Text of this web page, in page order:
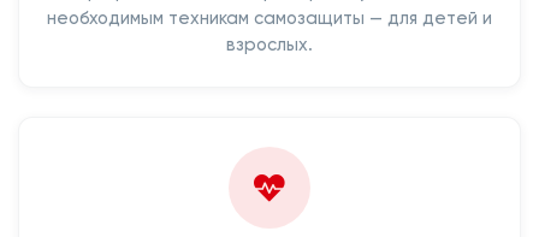
необходимым техникам самозащиты — для детей и
взрослых.